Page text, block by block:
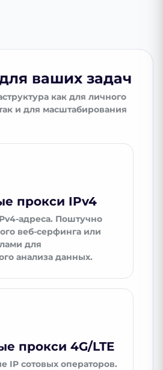
ваших задач
как для личного
и для масштабирования
прокси IPv4
адреса. Поштучно
веб-серфинга или
для
анализа данных.
прокси 4G/LTE
IP сотовых операторов.